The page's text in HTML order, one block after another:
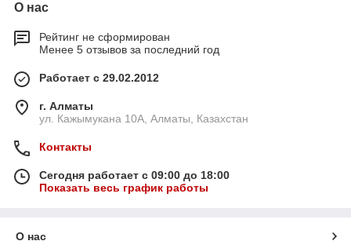
О нас
Рейтинг не сформирован
Менее 5 отзывов за последний год
Работает с 29.02.2012
г. Алматы
ул. Кажымукана 10А, Алматы, Казахстан
Контакты
Сегодня работает с 09:00 до 18:00
Показать весь график работы
О нас